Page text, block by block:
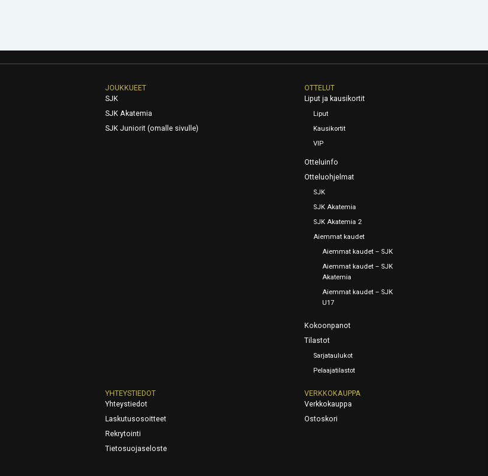
JOUKKUEET
SJK
SJK Akatemia
SJK Juniorit (omalle sivulle)
OTTELUT
Liput ja kausikortit
Liput
Kausikortit
VIP
Otteluinfo
Otteluohjelmat
SJK
SJK Akatemia
SJK Akatemia 2
Aiemmat kaudet
Aiemmat kaudet – SJK
Aiemmat kaudet – SJK
Akatemia
Aiemmat kaudet – SJK
U17
Kokoonpanot
Tilastot
Sarjataulukot
Pelaajatilastot
YHTEYSTIEDOT
Yhteystiedot
Laskutusosoitteet
Rekrytointi
Tietosuojaseloste
VERKKOKAUPPA
Verkkokauppa
Ostoskori